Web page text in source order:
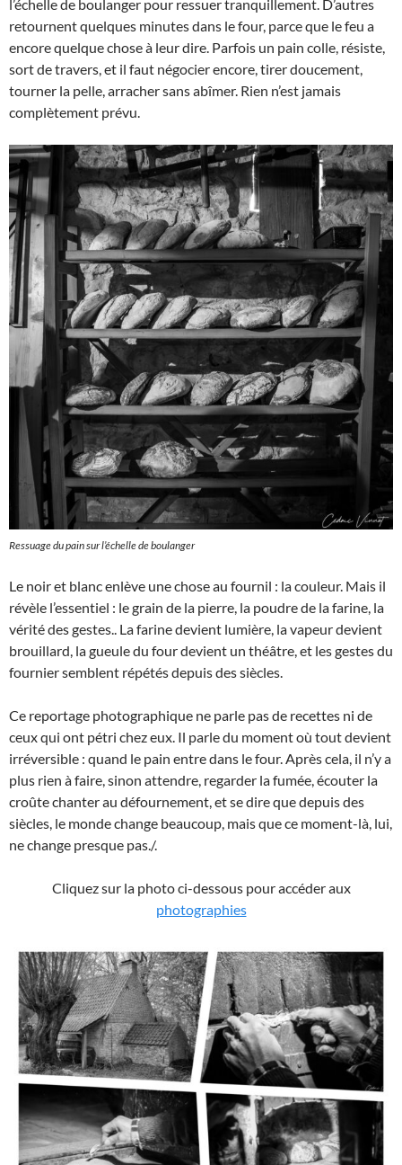
l’échelle de boulanger pour ressuer tranquillement. D’autres
retournent quelques minutes dans le four, parce que le feu a
encore quelque chose à leur dire. Parfois un pain colle, résiste,
sort de travers, et il faut négocier encore, tirer doucement,
tourner la pelle, arracher sans abîmer. Rien n’est jamais
complètement prévu.
Ressuage du pain sur l’échelle de boulanger
Le noir et blanc enlève une chose au fournil : la couleur. Mais il
révèle l’essentiel : le grain de la pierre, la poudre de la farine, la
vérité des gestes.. La farine devient lumière, la vapeur devient
brouillard, la gueule du four devient un théâtre, et les gestes du
fournier semblent répétés depuis des siècles.
Ce reportage photographique ne parle pas de recettes ni de
ceux qui ont pétri chez eux. Il parle du moment où tout devient
irréversible : quand le pain entre dans le four. Après cela, il n’y a
plus rien à faire, sinon attendre, regarder la fumée, écouter la
croûte chanter au défournement, et se dire que depuis des
siècles, le monde change beaucoup, mais que ce moment-là, lui,
ne change presque pas./.
Cliquez sur la photo ci-dessous pour accéder aux
photographies